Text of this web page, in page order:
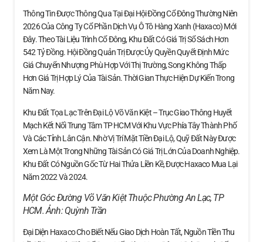
Thông Tin Được Thông Qua Tại Đại Hội Đồng Cổ Đông Thường Niên
2026 Của Công Ty Cổ Phần Dịch Vụ Ô Tô Hàng Xanh (Haxaco) Mới
Đây. Theo Tài Liệu Trình Cổ Đông, Khu Đất Có Giá Trị Sổ Sách Hơn
542 Tỷ Đồng. Hội Đồng Quản Trị Được Ủy Quyền Quyết Định Mức
Giá Chuyển Nhượng Phù Hợp Với Thị Trường, Song Không Thấp
Hơn Giá Trị Hợp Lý Của Tài Sản. Thời Gian Thực Hiện Dự Kiến Trong
Năm Nay.
Khu Đất Tọa Lạc Trên Đại Lộ Võ Văn Kiệt – Trục Giao Thông Huyết
Mạch Kết Nối Trung Tâm TP HCM Với Khu Vực Phía Tây Thành Phố
Và Các Tỉnh Lân Cận. Nhờ Vị Trí Mặt Tiền Đại Lộ, Quỹ Đất Này Được
Xem Là Một Trong Những Tài Sản Có Giá Trị Lớn Của Doanh Nghiệp.
Khu Đất Có Nguồn Gốc Từ Hai Thửa Liền Kề, Được Haxaco Mua Lại
Năm 2022 Và 2024.
Một Góc Đường Võ Văn Kiệt Thuộc Phường An Lạc, TP
HCM. Ảnh:Quỳnh Trần
Đại Diện Haxaco Cho Biết Nếu Giao Dịch Hoàn Tất, Nguồn Tiền Thu